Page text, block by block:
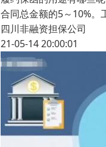
合同总金额的5～10%。
四川非融资担保公司
21-05-14 20:00:01